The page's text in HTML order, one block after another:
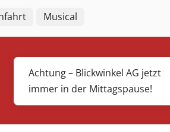
Musical
Next
Post:
Achtung – Blickwinkel AG jetzt
immer in der Mittagspause!